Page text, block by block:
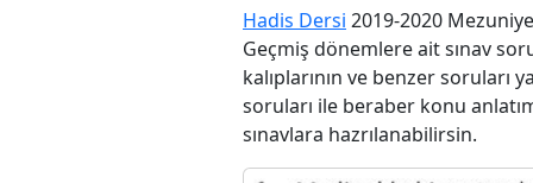
Hadis Dersi 2019-2020
Geçmiş dönemlere ait sınav
kalıplarının ve benzer soruları
soruları ile beraber konu
sınavlara hazrılanabilirsin.